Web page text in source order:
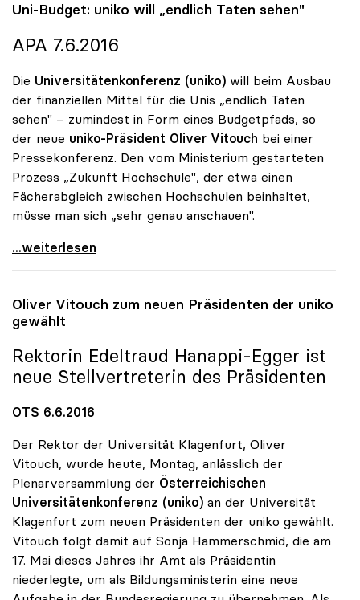
Uni-Budget: uniko will „endlich Taten sehen"
APA 7.6.2016
Die Universitätenkonferenz (uniko) will beim Ausbau
der finanziellen Mittel für die Unis „endlich Taten
sehen" – zumindest in Form eines Budgetpfads, so
der neue uniko-Präsident Oliver Vitouch bei einer
Pressekonferenz. Den vom Ministerium gestarteten
Prozess „Zukunft Hochschule", der etwa einen
Fächerabgleich zwischen Hochschulen beinhaltet,
müsse man sich „sehr genau anschauen".
Uni-Budget: uniko will „endlich Taten sehen\"
...weiterlesen
Oliver Vitouch zum neuen Präsidenten der uniko
gewählt
Rektorin Edeltraud Hanappi-Egger ist
neue Stellvertreterin des Präsidenten
OTS 6.6.2016
Der Rektor der Universität Klagenfurt, Oliver
Vitouch, wurde heute, Montag, anlässlich der
Plenarversammlung der Österreichischen
Universitätenkonferenz (uniko) an der Universität
Klagenfurt zum neuen Präsidenten der uniko gewählt.
Vitouch folgt damit auf Sonja Hammerschmid, die am
17. Mai dieses Jahres ihr Amt als Präsidentin
niederlegte, um als Bildungsministerin eine neue